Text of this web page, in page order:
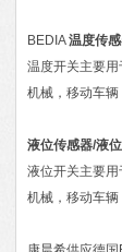
BEDIA温度传
温度开关主要
机械，移动车辆
液位传感器/液
液位开关主要
机械，移动车辆